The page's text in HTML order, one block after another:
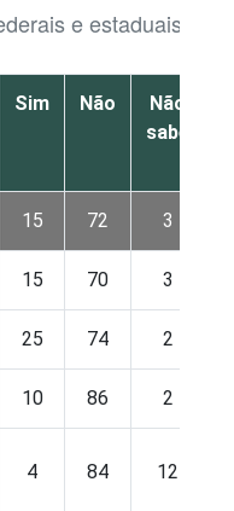
e estaduais
Sim Não
Não
sabe
15 72 3
15 70 3
25 74 2
10 86 2
4 84 12